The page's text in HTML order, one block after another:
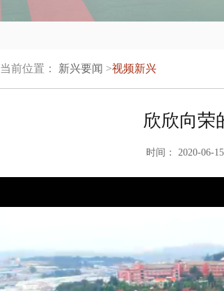
当前位置： 新兴要闻 >视频新兴
欣欣向荣
时间： 2020-06-